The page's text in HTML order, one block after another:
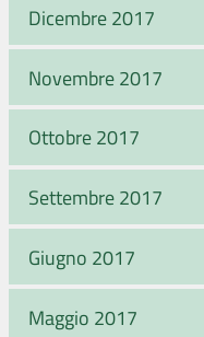
Dicembre 2017
Novembre 2017
Ottobre 2017
Settembre 2017
Giugno 2017
Maggio 2017